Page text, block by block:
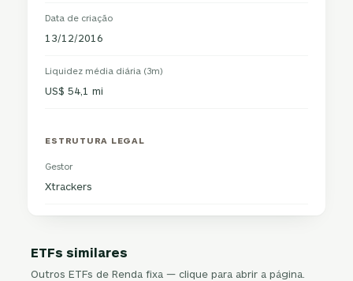
Data de criação
13/12/2016
Liquidez média diária (3m)
US$ 54,1 mi
ESTRUTURA LEGAL
Gestor
Xtrackers
ETFs similares
Outros ETFs de Renda fixa — clique para abrir a página.